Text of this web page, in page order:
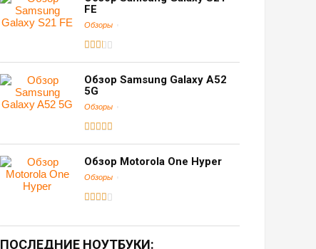
FE
Обзоры
Обзор Samsung Galaxy A52
5G
Обзоры
Обзор Motorola One Hyper
Обзоры
ПОСЛЕДНИЕ НОУТБУКИ: